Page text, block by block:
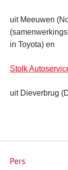
uit Meeuwen
in Toyota) en
Stolk
uit Dieverbrug
Pers